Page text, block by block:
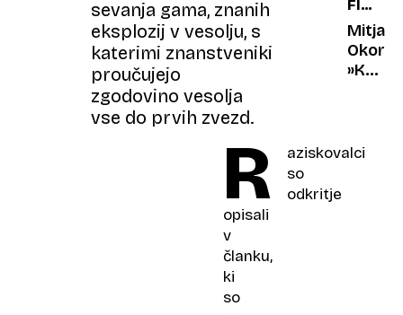
sevanja gama, znanih
eksplozij v vesolju, s
katerimi znanstveniki
proučujejo
zgodovino vesolja
vse do prvih zvezd.
R
aziskovalci
so
odkritje
opisali
v
članku,
ki
so
FILM
IN
OTROCI
Mitja
Okorn:
»Ko
film